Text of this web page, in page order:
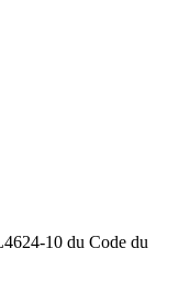
10 du Code du